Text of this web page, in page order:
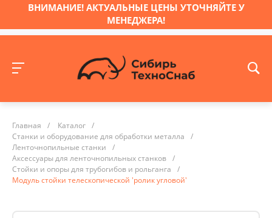
ВНИМАНИЕ! АКТУАЛЬНЫЕ ЦЕНЫ УТОЧНЯЙТЕ У
МЕНЕДЖЕРА!
Главная / Каталог /
Станки и оборудование для обработки металла
/
Ленточнопильные станки
/
Аксессуары для ленточнопильных станков /
Стойки и опоры для трубогибов и рольганга
/
Модуль стойки телескопической 'ролик угловой'